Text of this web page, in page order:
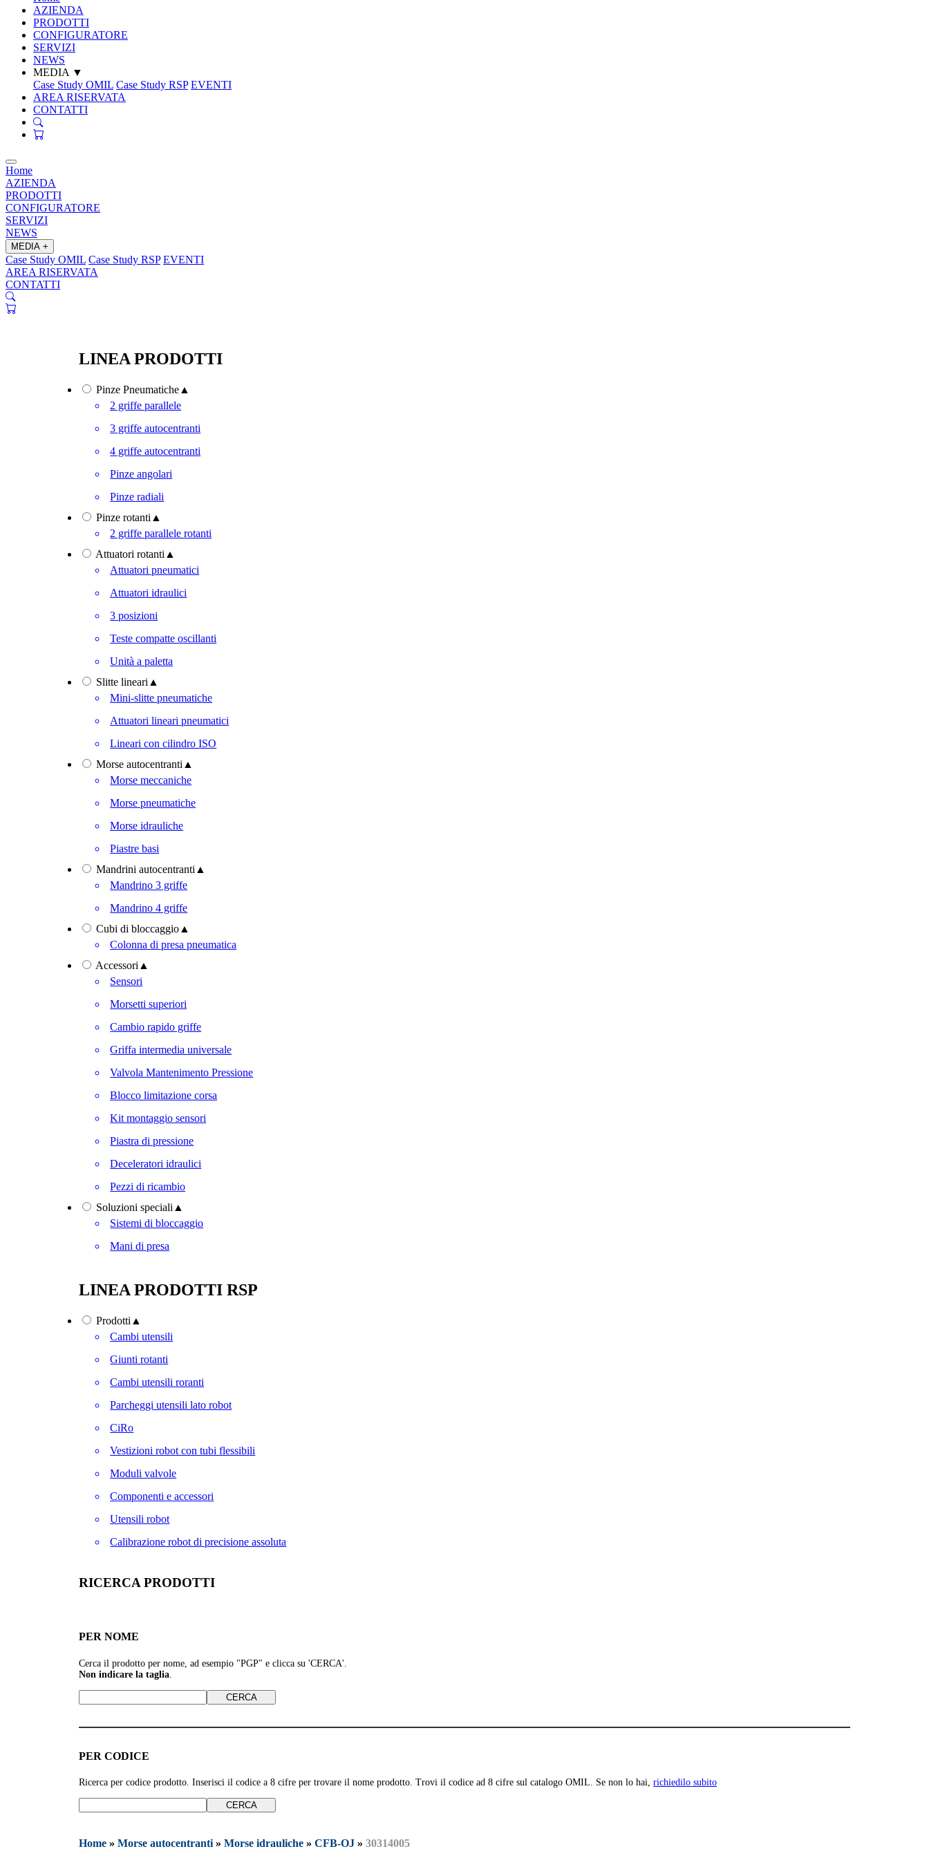
AZIENDA
PRODOTTI
CONFIGURATORE
SERVIZI
NEWS
MEDIA ▼
Case Study OMIL Case Study RSP EVENTI
AREA RISERVATA
CONTATTI
Home
AZIENDA
PRODOTTI
CONFIGURATORE
SERVIZI
NEWS
MEDIA +
Case Study OMIL Case Study RSP EVENTI
AREA RISERVATA
CONTATTI
LINEA PRODOTTI
Pinze Pneumatiche ▲
2 griffe parallele
3 griffe autocentranti
4 griffe autocentranti
Pinze angolari
Pinze radiali
Pinze rotanti ▲
2 griffe parallele rotanti
Attuatori rotanti ▲
Attuatori pneumatici
Attuatori idraulici
3 posizioni
Teste compatte oscillanti
Unità a paletta
Slitte lineari ▲
Mini-slitte pneumatiche
Attuatori lineari pneumatici
Lineari con cilindro ISO
Morse autocentranti ▲
Morse meccaniche
Morse pneumatiche
Morse idrauliche
Piastre basi
Mandrini autocentranti ▲
Mandrino 3 griffe
Mandrino 4 griffe
Cubi di bloccaggio ▲
Colonna di presa pneumatica
Accessori ▲
Sensori
Morsetti superiori
Cambio rapido griffe
Griffa intermedia universale
Valvola Mantenimento Pressione
Blocco limitazione corsa
Kit montaggio sensori
Piastra di pressione
Deceleratori idraulici
Pezzi di ricambio
Soluzioni speciali ▲
Sistemi di bloccaggio
Mani di presa
LINEA PRODOTTI RSP
Prodotti ▲
Cambi utensili
Giunti rotanti
Cambi utensili roranti
Parcheggi utensili lato robot
CiRo
Vestizioni robot con tubi flessibili
Moduli valvole
Componenti e accessori
Utensili robot
Calibrazione robot di precisione assoluta
RICERCA PRODOTTI
PER NOME
Cerca il prodotto per nome, ad esempio "PGP" e clicca su 'CERCA'.
Non indicare la taglia
PER CODICE
Ricerca per codice prodotto. Inserisci il codice a 8 cifre per trovare il nome prodotto. Trovi il codice ad 8 cifre sul catalogo OMIL. Se non lo hai,richiedilo subito
Home »Morse autocentranti »Morse idrauliche »CFB-OJ »30314005